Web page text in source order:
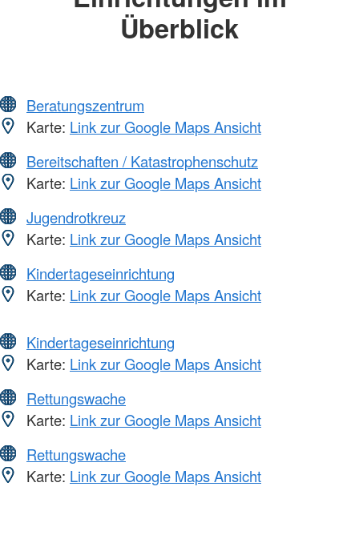
Überblick
Beratungszentrum
Karte: Link zur Google Maps Ansicht
Bereitschaften / Katastrophenschutz
Karte: Link zur Google Maps Ansicht
Jugendrotkreuz
Karte: Link zur Google Maps Ansicht
Kindertageseinrichtung
Karte: Link zur Google Maps Ansicht
Kindertageseinrichtung
Karte: Link zur Google Maps Ansicht
Rettungswache
Karte: Link zur Google Maps Ansicht
Rettungswache
Karte: Link zur Google Maps Ansicht